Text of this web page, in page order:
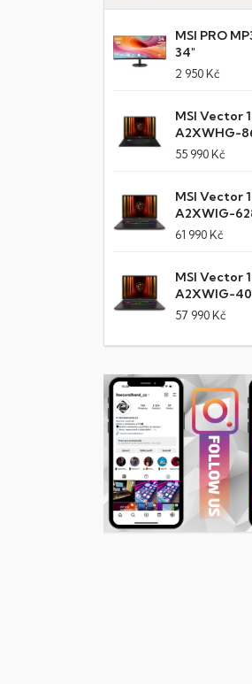
MSI PRO
34"
2 950 Kč
MSI Vector
A2XWHG-
55 990 Kč
MSI Vector
A2XWIG-
61 990 Kč
MSI Vector
A2XWIG-
57 990 Kč